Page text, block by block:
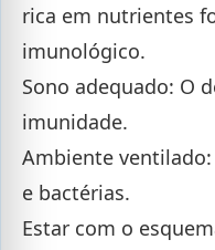
rica em nutrientes
imunológico.
Sono adequado: O
imunidade.
Ambiente ventilado:
e bactérias.
Estar com o